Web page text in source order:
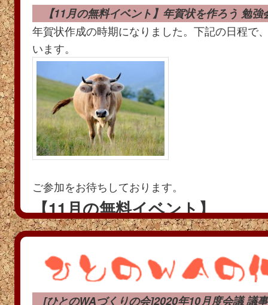
【11月の無料イベント】年賀状を作ろう 勉強
年賀状作成の時期になりました。下記の日程で
います。
ご参加をお待ちしております。
【11月の無料イベント】
11 / 28(土) 13:30～
約２時間
サポート会員：無料， 非会員：2,500円
事前にお申込み要（34-2480）
[ひとのWAづくりの会]2020年10月度会議 議